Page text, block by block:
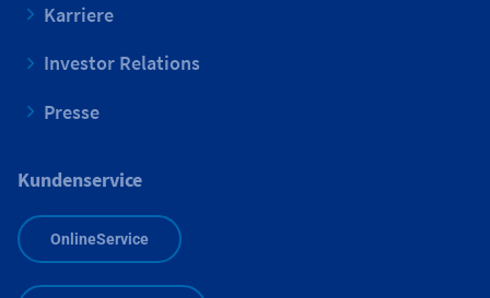
Karriere
Investor Relations
Presse
Kundenservice
OnlineService